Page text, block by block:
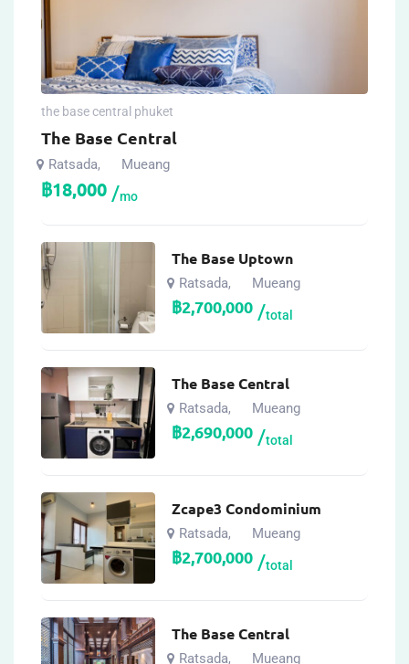
the base central phuket
The Base Central
Ratsada, Mueang
฿18,000 mo
The Base Uptown
Ratsada, Mueang
฿2,700,000 total
The Base Central
Ratsada, Mueang
฿2,690,000 total
Zcape3 Condominium
Ratsada, Mueang
฿2,700,000 total
The Base Central
Ratsada, Mueang